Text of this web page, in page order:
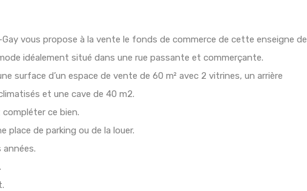
vous propose à la vente le fonds de commerce de cette enseigne de
idéalement situé dans une rue passante et commerçante.
surface d’un espace de vente de 60 m² avec 2 vitrines, un arrière
et une cave de 40 m2.
ce bien.
place de parking ou de la louer.
années.